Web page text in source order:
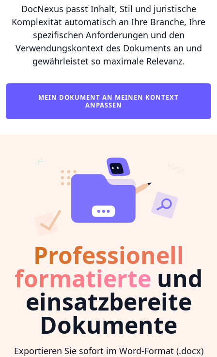
DocNexus passt Inhalt, Stil und juristische
Komplexität automatisch an Ihre Branche, Ihre
spezifischen Anforderungen und den
Verwendungskontext des Dokuments an und
gewährleistet so maximale Relevanz.
MEIN DOKUMENT AN MEINEN KONTEXT
ANPASSEN
Professionell
formatierte und
einsatzbereite
Dokumente
Exportieren Sie sofort im Word-Format (.docx)